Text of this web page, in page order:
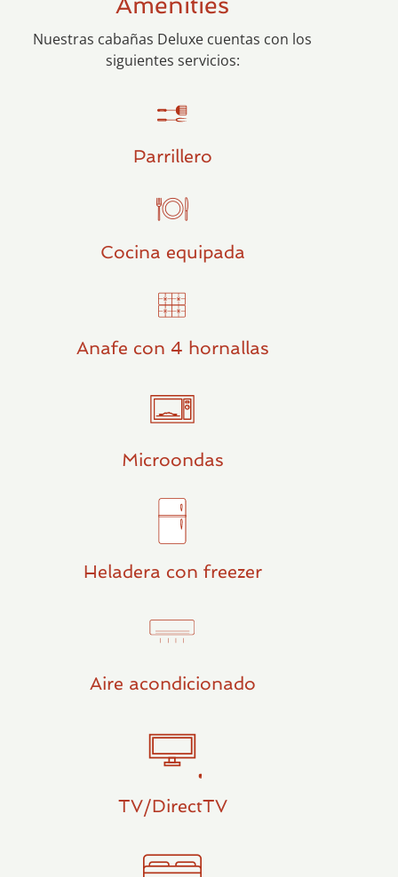
Nuestras cabañas Deluxe cuentas con los
siguientes servicios:
Parrillero
Cocina equipada
Anafe con 4 hornallas
Microondas
Heladera con freezer
Aire acondicionado
TV/DirectTV